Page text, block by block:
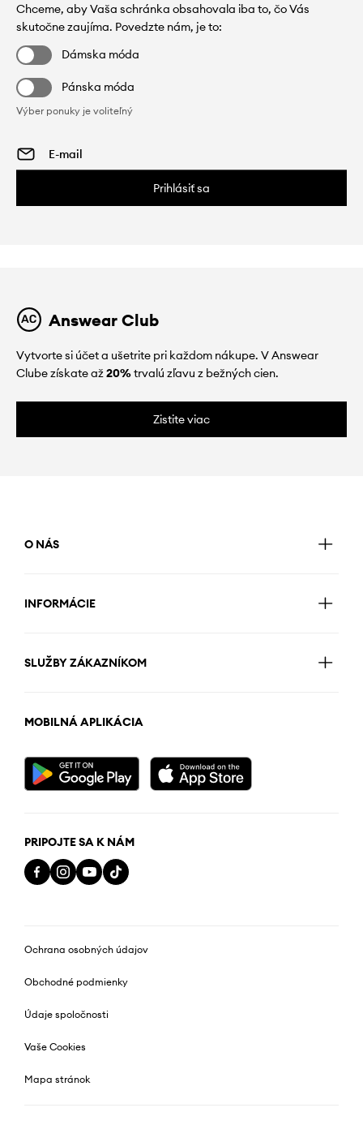
Chceme, aby Vaša schránka obsahovala iba to, čo Vás
skutočne zaujíma. Povedzte nám, je to:
Dámska móda
Pánska móda
Výber ponuky je voliteľný
Prihlásiť sa
Answear Club
Vytvorte si účet a ušetrite pri každom nákupe. V Answear
Clube získate až20%trvalú zľavu z bežných cien.
Zistite viac
O NÁS
INFORMÁCIE
SLUŽBY ZÁKAZNÍKOM
MOBILNÁ APLIKÁCIA
PRIPOJTE SA K NÁM
Ochrana osobných údajov
Obchodné podmienky
Údaje spoločnosti
Vaše Cookies
Mapa stránok